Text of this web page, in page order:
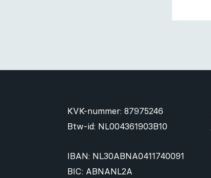
KVK-nummer: 87975246
Btw-id: NL004361903B10
IBAN: NL30ABNA0411740091
BIC: ABNANL2A